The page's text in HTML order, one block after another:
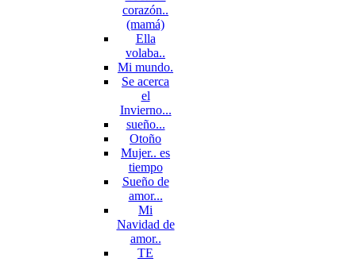
corazón..
(mamá)
Ella
volaba..
Mi mundo.
Se acerca
el
Invierno...
sueño...
Otoño
Mujer.. es
tiempo
Sueño de
amor...
Mi
Navidad de
amor..
TE